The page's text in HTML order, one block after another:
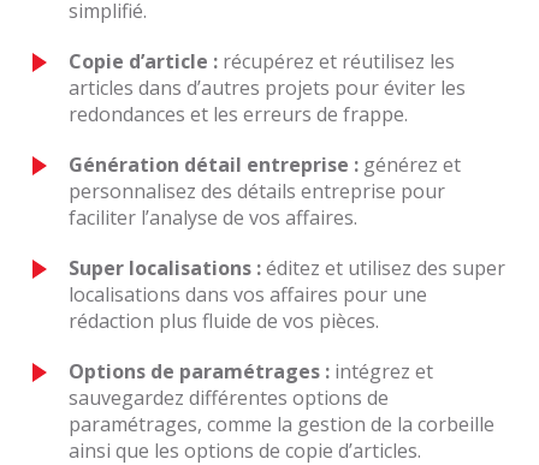
simplifié.
Copie d’article :récupérez et réutilisez les
articles dans d’autres projets pour éviter les
redondances et les erreurs de frappe.
Génération détail entreprise :générez et
personnalisez des détails entreprise pour
faciliter l’analyse de vos affaires.
Super localisations :éditez et utilisez des super
localisations dans vos affaires pour une
rédaction plus fluide de vos pièces.
Options de paramétrages :intégrez et
sauvegardez différentes options de
paramétrages, comme la gestion de la corbeille
ainsi que les options de copie d’articles.